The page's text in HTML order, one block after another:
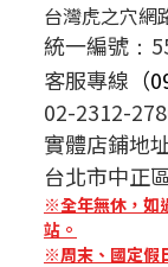
台灣虎之穴網
統一編號 ：
客服專線 （
02-2312-
實體店鋪地
台北市中正
※全年無休，如
站。
※周末、國定假